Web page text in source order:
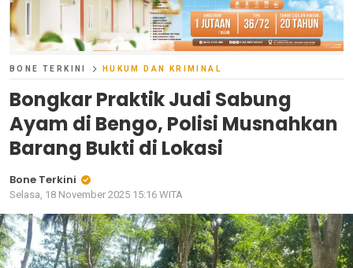
BONE TERKINI HUKUM DAN KRIMINAL
Bongkar Praktik Judi Sabung
Ayam di Bengo, Polisi Musnahkan
Barang Bukti di Lokasi
Bone Terkini
Selasa, 18 November 2025 15:16 WITA